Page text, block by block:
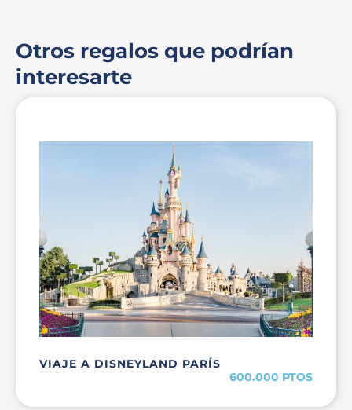
Otros regalos que podrían
interesarte
VIAJE A DISNEYLAND PARÍS
600.000 PTOS